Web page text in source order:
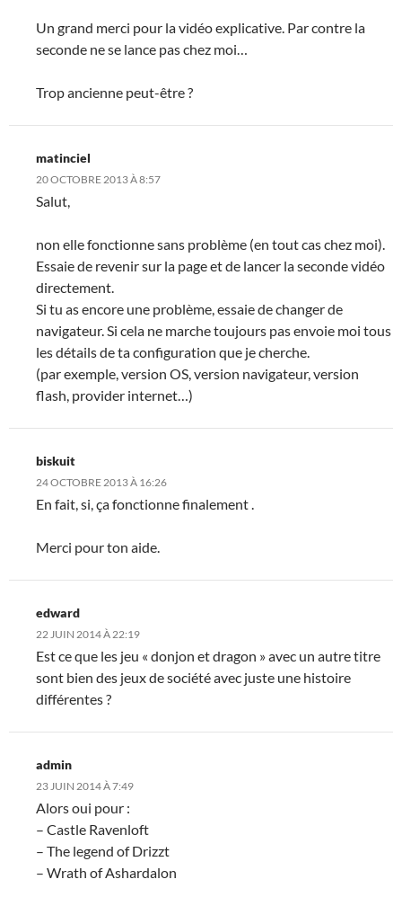
Un grand merci pour la vidéo explicative. Par contre la
seconde ne se lance pas chez moi…
Trop ancienne peut-être ?
matinciel
20 OCTOBRE 2013 À 8:57
Salut,
non elle fonctionne sans problème (en tout cas chez moi).
Essaie de revenir sur la page et de lancer la seconde vidéo
directement.
Si tu as encore une problème, essaie de changer de
navigateur. Si cela ne marche toujours pas envoie moi tous
les détails de ta configuration que je cherche.
(par exemple, version OS, version navigateur, version
flash, provider internet…)
biskuit
24 OCTOBRE 2013 À 16:26
En fait, si, ça fonctionne finalement .
Merci pour ton aide.
edward
22 JUIN 2014 À 22:19
Est ce que les jeu « donjon et dragon » avec un autre titre
sont bien des jeux de société avec juste une histoire
différentes ?
admin
23 JUIN 2014 À 7:49
Alors oui pour :
– Castle Ravenloft
– The legend of Drizzt
– Wrath of Ashardalon